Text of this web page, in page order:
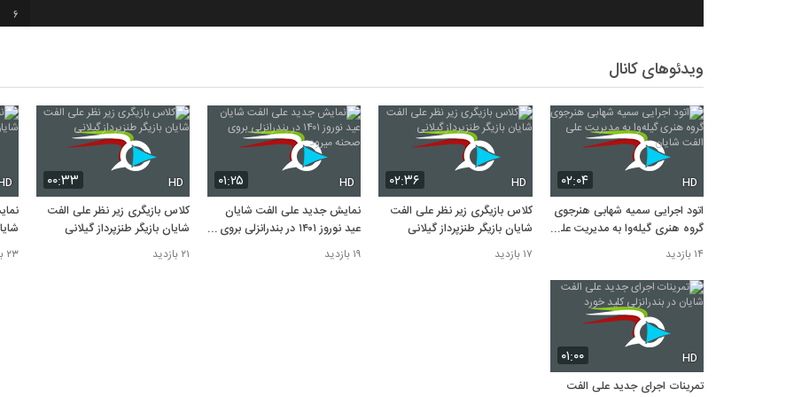
6
ویدئوهای کانال
۰۲:۰۴ HD
اتود اجرایی سمیه شهابی هنرجوی
گروه هنری گیله‌وا به مدیریت علی
الفت شایان
۱۴ بازدید
۰۲:۳۶ HD
کلاس بازیگری زیر نظر علی الفت
شایان بازیگر طنزپرداز گیلانی
۱۷ بازدید
۰۱:۲۵ HD
نمایش جدید علی الفت شایان
عید نوروز ۱۴۰۱ در بندرانزلی بروی
صحنه میرود
۱۹ بازدید
۰۰:۳۳ HD
کلاس بازیگری زیر نظر علی الفت
شایان بازیگر طنزپرداز گیلانی
۲۱ بازدید ۲۳ بازدید
۰۱:۰۰ HD
تمرینات اجرای جدید علی الفت